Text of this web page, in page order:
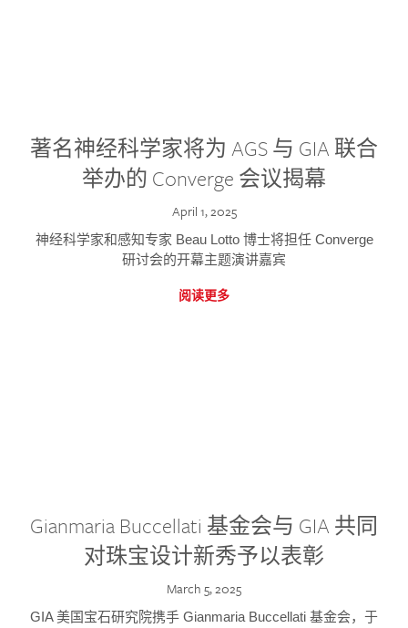
著名神经科学家将为 AGS 与 GIA 联合
举办的 Converge 会议揭幕
April 1, 2025
神经科学家和感知专家 Beau Lotto 博士将担任 Converge
研讨会的开幕主题演讲嘉宾
阅读更多
Gianmaria Buccellati 基金会与 GIA 共同
对珠宝设计新秀予以表彰
March 5, 2025
GIA 美国宝石研究院携手 Gianmaria Buccellati 基金会，于